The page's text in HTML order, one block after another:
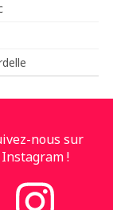
nous sur
Instagram !